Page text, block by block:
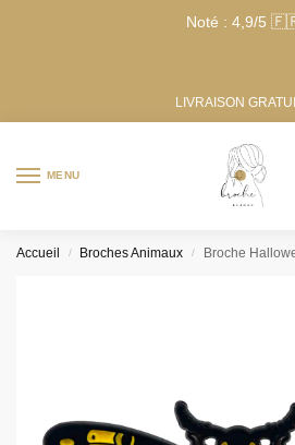
Noté : 4,9/5
LIVRAISON
MENU
Accueil / Broches Animaux / Broche